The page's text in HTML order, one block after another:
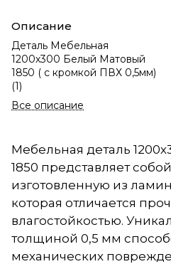
Описание
Деталь Мебельная
1200х300 Белый Матовый
1850 ( с кромкой ПВХ 0,5мм)
(1)
Все описание
Мебельная деталь
1850 представляет
изготовленную из
которая отличается
влагостойкостью.
толщиной 0,5 мм
механических